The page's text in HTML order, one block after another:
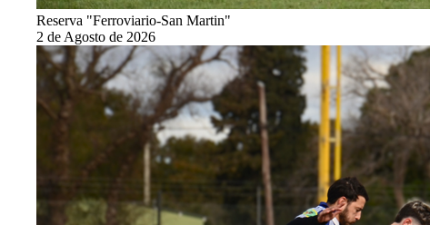
Reserva "Ferroviario-San Martin"
2 de Agosto de 2026